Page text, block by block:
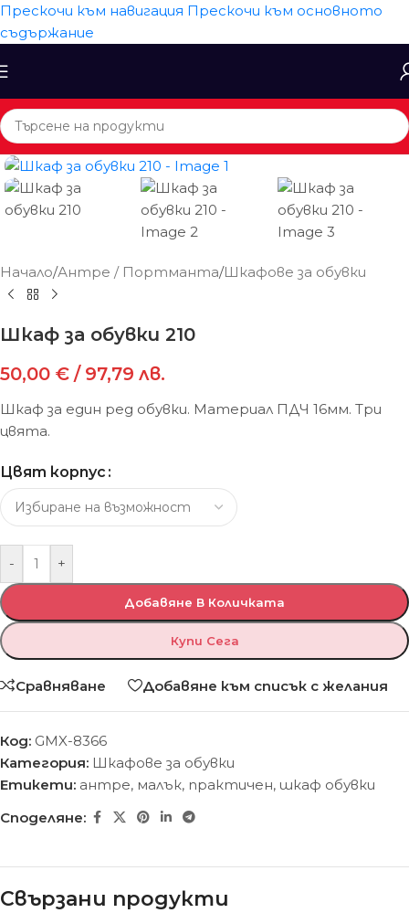
Прескочи към навигация Прескочи към основното
съдържание
Начало/Антре / Портманта/Шкафове за обувки
Шкаф за обувки 210
50,00 € / 97,79 лв.
Шкаф за един ред обувки. Материал ПДЧ 16мм. Три
цвята.
Цвят корпус
- +
Добавяне В Количката
Купи Сега
Сравняване Добавяне към списък с желания
Код: GMX-8366
Категория: Шкафове за обувки
Етикети: антре, малък, практичен, шкаф обувки
Споделяне:
Свързани продукти